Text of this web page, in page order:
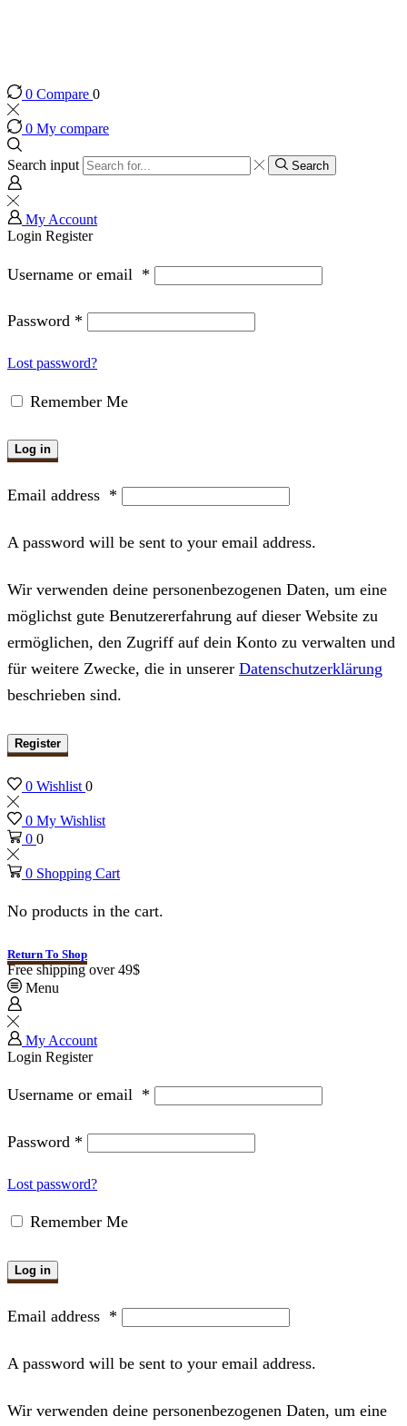
0 Compare 0
0 My compare
Search input Search
My Account
Login Register
Username or email *
Password *
Lost password?
Remember Me
Log in
Email address *
A password will be sent to your email address.
Wir verwenden deine personenbezogenen Daten, um eine
möglichst gute Benutzererfahrung auf dieser Website zu
ermöglichen, den Zugriff auf dein Konto zu verwalten und
für weitere Zwecke, die in unserer Datenschutzerklärung
beschrieben sind.
Register
0 Wishlist 0
0 My Wishlist
0 0
0 Shopping Cart
No products in the cart.
Return To Shop
Free shipping over 49$
Menu
My Account
Login Register
Username or email *
Password *
Lost password?
Remember Me
Log in
Email address *
A password will be sent to your email address.
Wir verwenden deine personenbezogenen Daten, um eine